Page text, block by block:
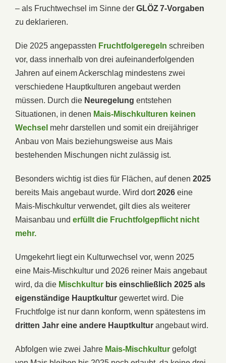
– als Fruchtwechsel im Sinne der GLÖZ 7-Vorgaben
zu deklarieren.
Die 2025 angepassten Fruchtfolgeregeln schreiben
vor, dass innerhalb von drei aufeinanderfolgenden
Jahren auf einem Ackerschlag mindestens zwei
verschiedene Hauptkulturen angebaut werden
müssen. Durch die Neuregelung entstehen
Situationen, in denen Mais-Mischkulturen keinen
Wechsel mehr darstellen und somit ein dreijähriger
Anbau von Mais beziehungsweise aus Mais
bestehenden Mischungen nicht zulässig ist.
Besonders wichtig ist dies für Flächen, auf denen 2025
bereits Mais angebaut wurde. Wird dort2026 eine
Mais-Mischkultur verwendet, gilt dies als weiterer
Maisanbau und erfüllt die Fruchtfolgepflicht nicht
mehr.
Umgekehrt liegt ein Kulturwechsel vor, wenn 2025
eine Mais-Mischkultur und 2026 reiner Mais angebaut
wird, da die Mischkultur bis einschließlich 2025 als
eigenständige Hauptkultur gewertet wird. Die
Fruchtfolge ist nur dann konform, wenn spätestens im
dritten Jahr eine andere Hauptkultur angebaut wird.
Abfolgen wie zwei Jahre Mais-Mischkultur gefolgt